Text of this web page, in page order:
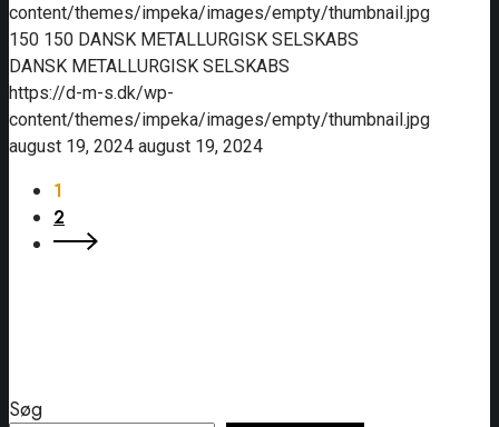
content/themes/impeka/images/empty/thumbnail.jpg
150 150 DANSK METALLURGISK SELSKABS
DANSK METALLURGISK SELSKABS
https://d-m-s.dk/wp-
content/themes/impeka/images/empty/thumbnail.jpg
august 19, 2024 august 19, 2024
1
2
Søg